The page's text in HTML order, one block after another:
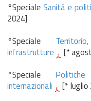
°Speciale Sanità e
2024]
°Speciale
infrastrutture
[*
°Speciale
internazionali
[* luglio